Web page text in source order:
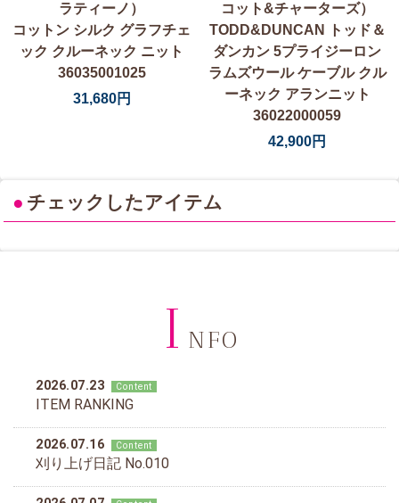
ラティーノ）
コットン シルク グラフチェ
ック クルーネック ニット
36035001025
31,680円
コット&チャーターズ）
TODD&DUNCAN トッド＆
ダンカン 5プライジーロン
ラムズウール ケーブル クル
ーネック アランニット
36022000059
42,900円
● チェックしたアイテム
I NFO